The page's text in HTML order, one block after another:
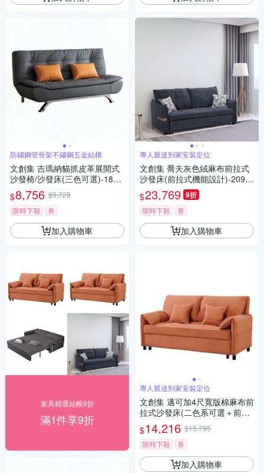
防鏽鋼管骨架不鏽鋼五金結構
文創集 吉瑪納貓抓皮革展開式
沙發椅/沙發床(三色可選)-185x
90x83cm免組
$8,756 $9,728
限時下殺
券
加入購物車
家具精選結帳9折
滿1件享9折
專人親送到家安裝定位
文創集 喬夫灰色絨麻布前拉式
沙發床(前拉式機能設計)-209xx
98x95cm免組
$23,769 9折
限時下殺 券
加入購物車
專人親送到家安裝定位
文創集 邁可加4尺寬版棉麻布前
拉式沙發床(二色系可選＋前拉
式機能設計)-120x86x89cm免
組
$14,216 $15,795
限時下殺
券
加入購物車